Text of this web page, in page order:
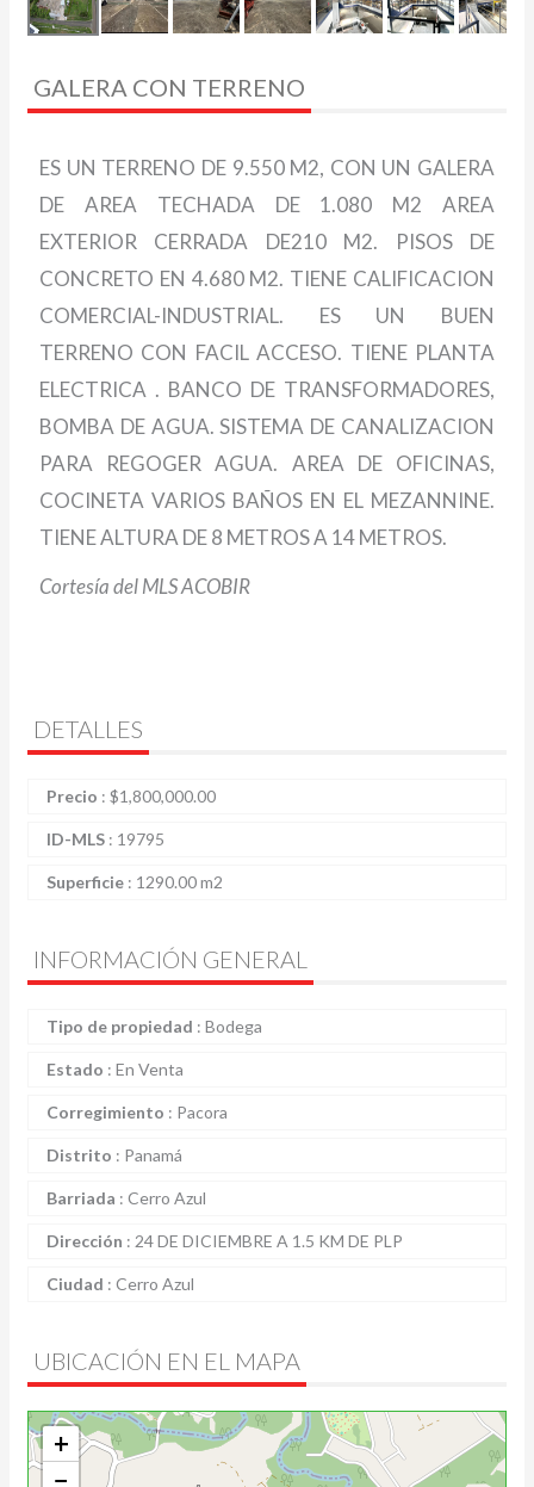
GALERA CON TERRENO
ES UN TERRENO DE 9.550 M2, CON UN GALERA
DE AREA TECHADA DE 1.080 M2 AREA
EXTERIOR CERRADA DE210 M2. PISOS DE
CONCRETO EN 4.680 M2. TIENE CALIFICACION
COMERCIAL-INDUSTRIAL. ES UN BUEN
TERRENO CON FACIL ACCESO. TIENE PLANTA
ELECTRICA . BANCO DE TRANSFORMADORES,
BOMBA DE AGUA. SISTEMA DE CANALIZACION
PARA REGOGER AGUA. AREA DE OFICINAS,
COCINETA VARIOS BAÑOS EN EL MEZANNINE.
TIENE ALTURA DE 8 METROS A 14 METROS.
Cortesía del MLS ACOBIR
DETALLES
Precio : $1,800,000.00
ID-MLS : 19795
Superficie : 1290.00 m2
INFORMACIÓN GENERAL
Tipo de propiedad : Bodega
Estado : En Venta
Corregimiento : Pacora
Distrito : Panamá
Barriada : Cerro Azul
Dirección : 24 DE DICIEMBRE A 1.5 KM DE PLP
Ciudad : Cerro Azul
UBICACIÓN EN EL MAPA
+
−